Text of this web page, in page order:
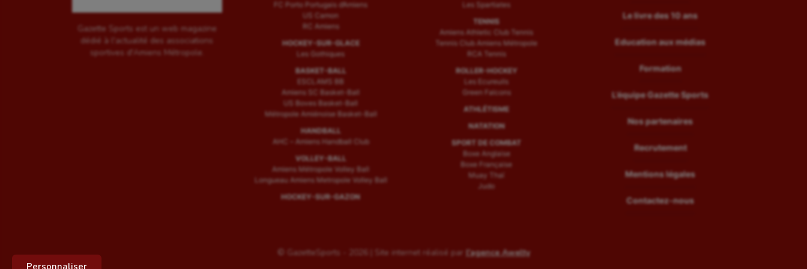
Personnaliser
Gazette Sports est un web magazine
dédié à l'actualité des associations
sportives d'Amiens Métropole.
FC Porto Portugais d’Amiens
US Camon
RC Amiens
HOCKEY-SUR-GLACE
Les Gothiques
BASKET-BALL
ESCLAMS BB
Amiens SC Basket-Ball
US Boves Basket-Ball
Métropole Amiénoise Basket-Ball
HANDBALL
AHC – Amiens Handball Club
VOLLEY-BALL
Amiens Métropole Volley Ball
Longueau Amiens Metropole Volley Ball
HOCKEY-SUR-GAZON
Les Spartiates
TENNIS
Amiens Athletic Club Tennis
Tennis Club Amiens Métropole
RCA Tennis
ROLLER-HOCKEY
Les Ecureuils
Green Falcons
ATHLÉTISME
NATATION
SPORT DE COMBAT
Boxe Anglaise
Boxe Française
Muay Thaï
Judo
Le livre des 10 ans
Education aux médias
Formation
L’équipe Gazette Sports
Nos partenaires
Recrutement
Mentions légales
Contactez-nous
© GazetteSports - 2026 | Site internet réalisé par l'agence Awelty